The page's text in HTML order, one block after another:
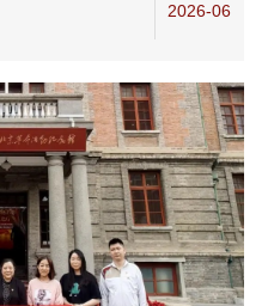
2026-06